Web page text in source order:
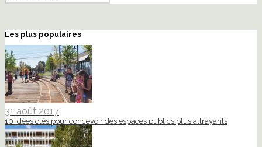
Les plus populaires
31 août 2017
10 idées clés pour concevoir des espaces publics plus attrayants